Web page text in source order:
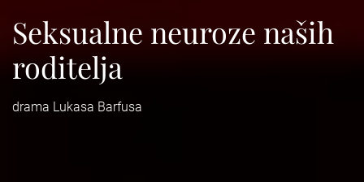
Seksualne neuroze naših
roditelja
drama Lukasa Barfusa